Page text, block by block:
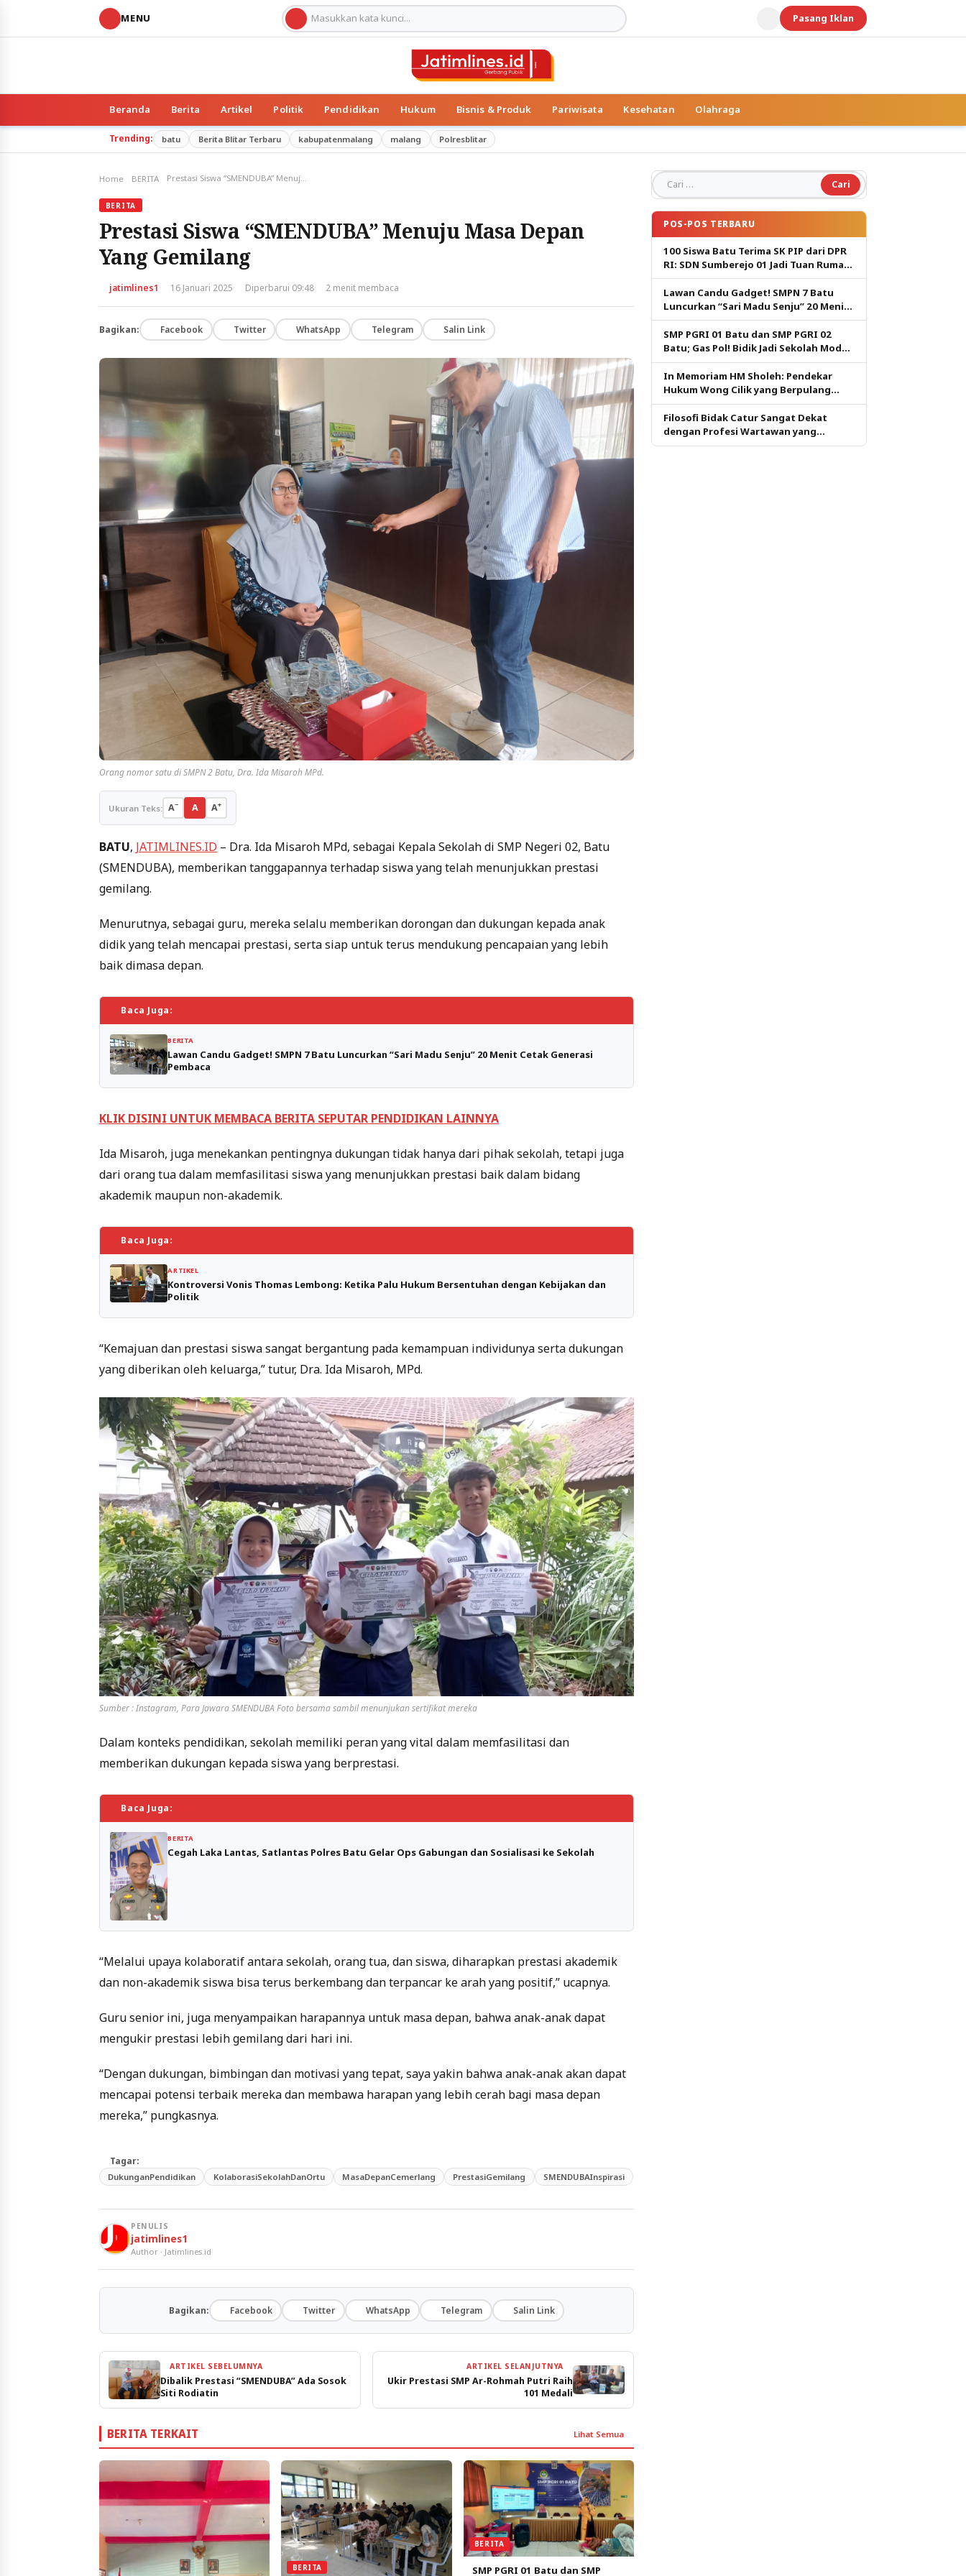
MENU Pasang Iklan
Beranda Berita Artikel Politik Pendidikan Hukum Bisnis & Produk Pariwisata Kesehatan Olahraga
Trending: batu Berita Blitar Terbaru kabupatenmalang malang Polresblitar
Home BERITA
BERITA
Prestasi Siswa “SMENDUBA” Menuju Masa Depan
Yang Gemilang
jatimlines1· 16 Januari 2025· Diperbarui 09:48· 2 menit membaca
Bagikan: Facebook Twitter WhatsApp Telegram Salin Link
Orang nomor satu di SMPN 2 Batu, Dra. Ida Misaroh MPd.
Ukuran Teks: A− A A+
BATU, JATIMLINES.ID – Dra. Ida Misaroh MPd, sebagai Kepala Sekolah di SMP Negeri 02, Batu
(SMENDUBA), memberikan tanggapannya terhadap siswa yang telah menunjukkan prestasi
gemilang.
Menurutnya, sebagai guru, mereka selalu memberikan dorongan dan dukungan kepada anak
didik yang telah mencapai prestasi, serta siap untuk terus mendukung pencapaian yang lebih
baik dimasa depan.
Baca Juga:
BERITA
Lawan Candu Gadget! SMPN 7 Batu Luncurkan “Sari Madu Senju” 20 Menit Cetak Generasi
Pembaca
KLIK DISINI UNTUK MEMBACA BERITA SEPUTAR PENDIDIKAN LAINNYA
Ida Misaroh, juga menekankan pentingnya dukungan tidak hanya dari pihak sekolah, tetapi juga
dari orang tua dalam memfasilitasi siswa yang menunjukkan prestasi baik dalam bidang
akademik maupun non-akademik.
Baca Juga:
ARTIKEL
Kontroversi Vonis Thomas Lembong: Ketika Palu Hukum Bersentuhan dengan Kebijakan dan
Politik
“Kemajuan dan prestasi siswa sangat bergantung pada kemampuan individunya serta dukungan
yang diberikan oleh keluarga,” tutur, Dra. Ida Misaroh, MPd.
Sumber : Instagram, Para Jawara SMENDUBA Foto bersama sambil menunjukan sertifikat mereka
Dalam konteks pendidikan, sekolah memiliki peran yang vital dalam memfasilitasi dan
memberikan dukungan kepada siswa yang berprestasi.
Baca Juga:
BERITA
Cegah Laka Lantas, Satlantas Polres Batu Gelar Ops Gabungan dan Sosialisasi ke Sekolah
“Melalui upaya kolaboratif antara sekolah, orang tua, dan siswa, diharapkan prestasi akademik
dan non-akademik siswa bisa terus berkembang dan terpancar ke arah yang positif,” ucapnya.
Guru senior ini, juga menyampaikan harapannya untuk masa depan, bahwa anak-anak dapat
mengukir prestasi lebih gemilang dari hari ini.
“Dengan dukungan, bimbingan dan motivasi yang tepat, saya yakin bahwa anak-anak akan dapat
mencapai potensi terbaik mereka dan membawa harapan yang lebih cerah bagi masa depan
mereka,” pungkasnya.
Tagar:
DukunganPendidikan KolaborasiSekolahDanOrtu MasaDepanCemerlang PrestasiGemilang SMENDUBAInspirasi
PENULIS
jatimlines1
Author · Jatimlines.id
Bagikan: Facebook Twitter WhatsApp Telegram Salin Link
ARTIKEL SEBELUMNYA
Dibalik Prestasi “SMENDUBA” Ada Sosok
Siti Rodiatin
ARTIKEL SELANJUTNYA
Ukir Prestasi SMP Ar-Rohmah Putri Raih
101 Medali
BERITA TERKAIT Lihat Semua
BERITA
BERITA
SMP PGRI 01 Batu dan SMP
Cari untuk:
POS-POS TERBARU
100 Siswa Batu Terima SK PIP dari DPR
RI: SDN Sumberejo 01 Jadi Tuan Rumah,
Harapan Baru Pendidikan Gratis
Lawan Candu Gadget! SMPN 7 Batu
Luncurkan “Sari Madu Senju” 20 Menit
Cetak Generasi Pembaca
SMP PGRI 01 Batu dan SMP PGRI 02
Batu; Gas Pol! Bidik Jadi Sekolah Model
PM dan KKA Pertama di Kota Batu
In Memoriam HM Sholeh: Pendekar
Hukum Wong Cilik yang Berpulang
dalam Ketulusan
Filosofi Bidak Catur Sangat Dekat
dengan Profesi Wartawan yang
Dituntut Berpikir Kritis